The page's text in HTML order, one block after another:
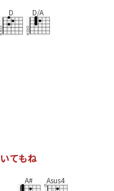
D D/A
いてもね
A# Asus4